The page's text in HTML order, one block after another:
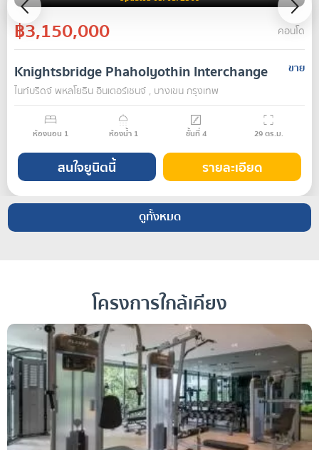
฿3,150,000 คอนโด
Knightsbridge Phaholyothin Interchange
ขาย
ไนท์บริดจ์ พหลโยธิน อินเตอร์เชนจ์ , บางเขน กรุงเทพ
ห้องนอน 1 ห้องน้ำ 1 ชั้นที่4 29ตร.ม.
สนใจยูนิตนี้ รายละเอียด
ดูทั้งหมด
โครงการใกล้เคียง